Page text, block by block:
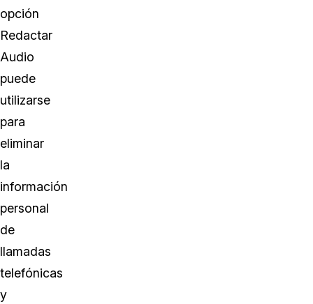
opción
Redactar
Audio
puede
utilizarse
para
eliminar
la
información
personal
de
llamadas
telefónicas
y